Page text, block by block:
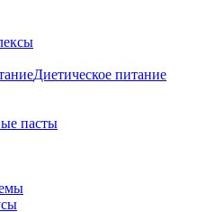
Диетическое питание
пасты